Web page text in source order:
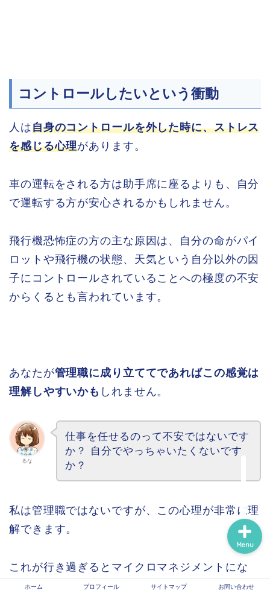
コントロールしたいという衝動
人は自身のコントロールを外した時に、ストレス
を感じる心理があります。
車の運転をされる方は助手席に座るよりも、自分
で運転する方が安心されるかもしれません。
飛行機恐怖症の方の主な原因は、自分の命がパイ
ロットや飛行機の状態、天気という自分以外の因
子にコントロールされていることへの極度の不安
からくるとも言われています。
あなたが管理職に成り立ててであればこの感覚は
理解しやすいかも しれません。
るな
仕事を任せるのって不安ではないです
か？ 自分でやっちゃいたくないです
か？
私は管理職ではないですが、この心理が非常に理
解できます。
これが行き過ぎるとマイクロマネジメントにな
り、チームが疲弊してしまうわけです。
ホーム プロフィール サイトマップ お問い合わせ
Menu
プロフィール
サイトマップ